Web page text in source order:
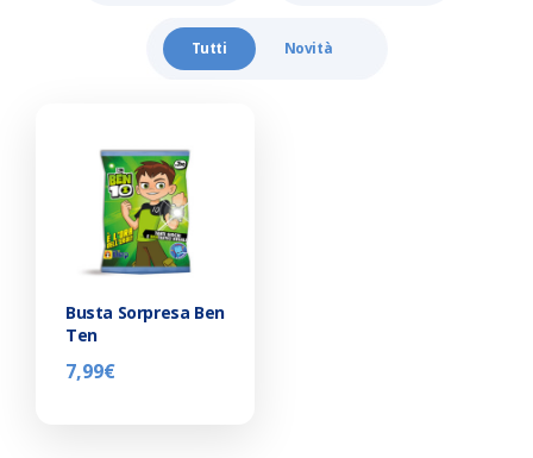
Tutti Novità
Busta Sorpresa Ben
Ten
7,99€